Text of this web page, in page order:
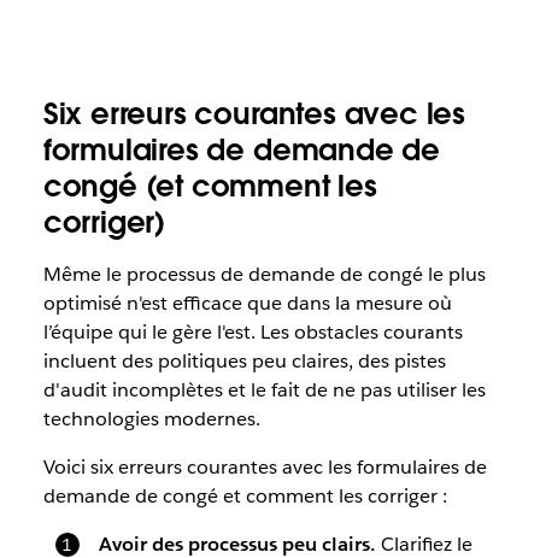
Six erreurs courantes avec les
formulaires de demande de
congé (et comment les
corriger)
Même le processus de demande de congé le plus
optimisé n'est efficace que dans la mesure où
l’équipe qui le gère l'est. Les obstacles courants
incluent des politiques peu claires, des pistes
d'audit incomplètes et le fait de ne pas utiliser les
technologies modernes.
Voici six erreurs courantes avec les formulaires de
demande de congé et comment les corriger :
Avoir des processus peu clairs. Clarifiez le